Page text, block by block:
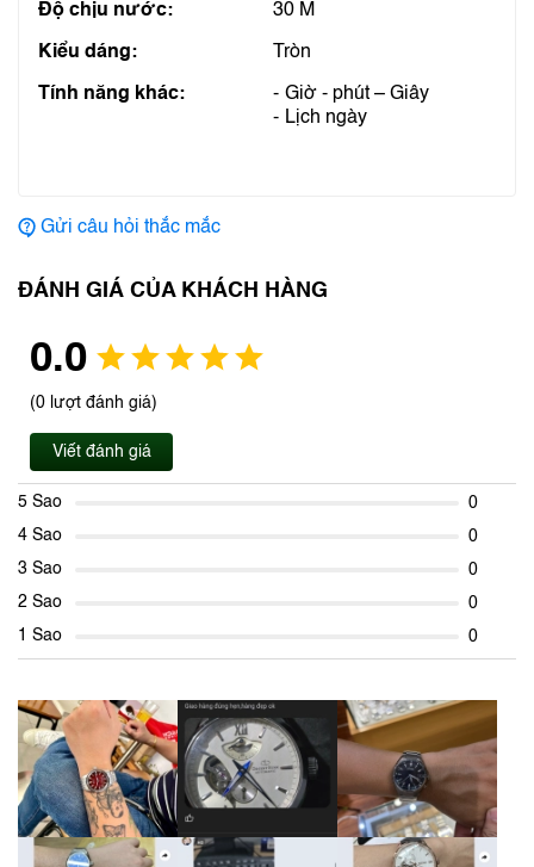
Độ chịu nước: 30 M
Kiểu dáng: Tròn
Tính năng khác:
Giờ - phút – Giây
Lịch ngày
Gửi câu hỏi thắc mắc
ĐÁNH GIÁ CỦA KHÁCH HÀNG
0.0
(0 lượt đánh giá)
Viết đánh giá
5 Sao
0
4 Sao
0
3 Sao
0
2 Sao
0
1 Sao
0